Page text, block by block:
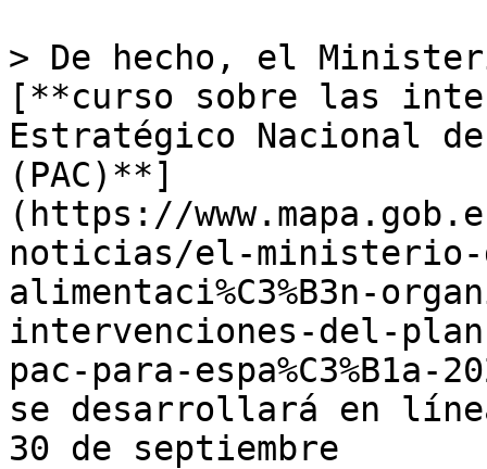
> De hecho, el
[**curso sobre las
Estratégico Nacional
(PAC)**]
(https://
noticias/el-ministerio-
alimentaci%C3%B3n-
intervenciones-del-
pac-para-
se desarrollará en
30 de septiembre